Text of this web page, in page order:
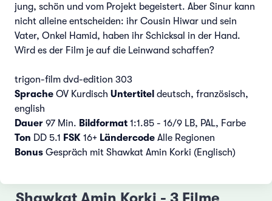
jung, schön und vom Projekt begeistert. Aber Sinur kann
nicht alleine entscheiden: ihr Cousin Hiwar und sein
Vater, Onkel Hamid, haben ihr Schicksal in der Hand.
Wird es der Film je auf die Leinwand schaffen?
trigon-film dvd-edition 303
Sprache OV Kurdisch Untertitel deutsch, französisch,
english
Dauer 97 Min. Bildformat 1:1.85 - 16/9 LB, PAL, Farbe
Ton DD 5.1 FSK 16+ Ländercode Alle Regionen
Bonus Gespräch mit Shawkat Amin Korki (Englisch)